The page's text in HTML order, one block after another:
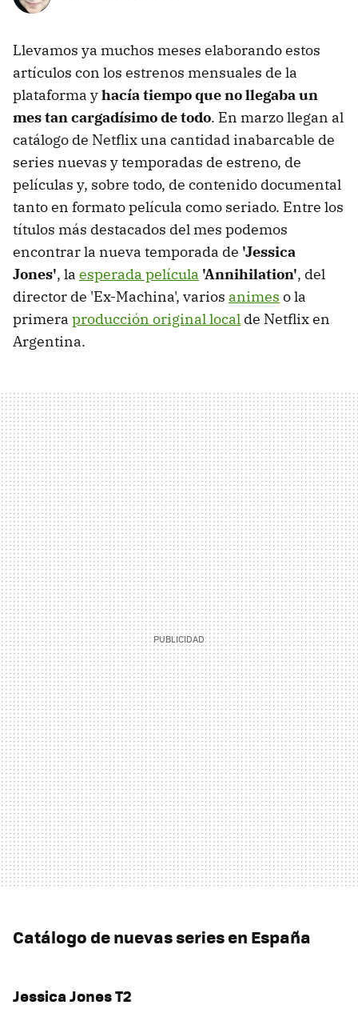
Llevamos ya muchos meses elaborando estos
artículos con los estrenos mensuales de la
plataforma yhacía tiempo que no llegaba un
mes tan cargadísimo de todo. En marzo llegan al
catálogo de Netflix una cantidad inabarcable de
series nuevas y temporadas de estreno, de
películas y, sobre todo, de contenido documental
tanto en formato película como seriado. Entre los
títulos más destacados del mes podemos
encontrar la nueva temporada de 'Jessica
Jones', la esperada película 'Annihilation', del
director de 'Ex-Machina', varios animes o la
primera producción original local de Netflix en
Argentina.
Catálogo de nuevas series en España
Jessica Jones T2